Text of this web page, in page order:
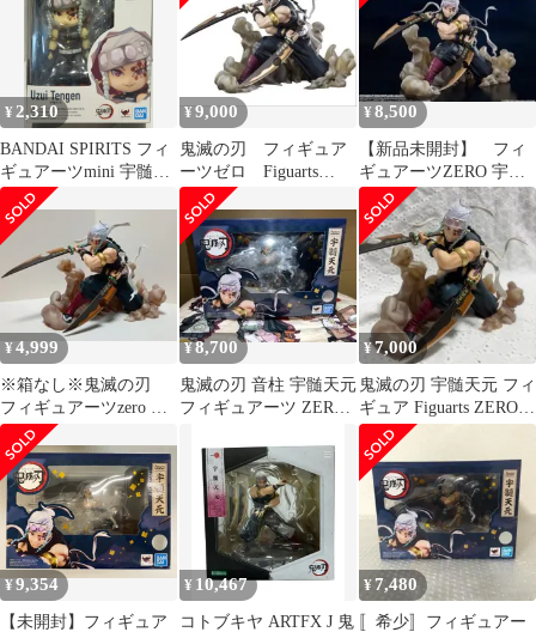
¥ 2,310
BANDAI SPIRITS フィ
ギュアーツmini 宇髄天
元 025
¥9,000
鬼滅の刃 フィギュア
ーツゼロ Figuarts
ZERO 宇髄天元
¥8,500
【新品未開封】 フィ
ギュアーツZERO 宇髄
天元
¥4,999
※箱なし※鬼滅の刃
フィギュアーツzero 宇
髄天元
¥8,700
鬼滅の刃 音柱 宇髄天元
フィギュアーツ ZERO
¥7,000
鬼滅の刃 宇髄天元 フィ
ギュア Figuarts ZERO
フィギュアーツゼロ
¥9,354
【未開封】フィギュア
¥ 10,467
コトブキヤ ARTFX J 鬼
¥ 7,480
〚希少〛フィギュアー